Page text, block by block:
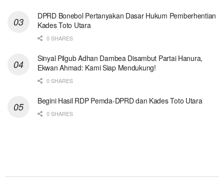
DPRD Bonebol Pertanyakan Dasar Hukum Pemberhentian
Kades Toto Utara
0 SHARES
Sinyal Pilgub Adhan Dambea Disambut Partai Hanura,
Ekwan Ahmad: Kami Siap Mendukung!
0 SHARES
Begini Hasil RDP Pemda-DPRD dan Kades Toto Utara
0 SHARES